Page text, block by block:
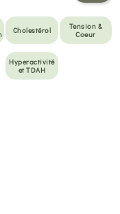
Cholestérol
Tension &
Coeur
Hyperactivité
et TDAH